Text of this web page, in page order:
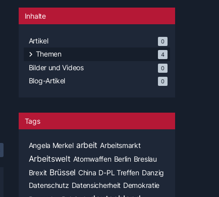
Inhalte
Artikel 0
Themen 4
Bilder und Videos 0
Blog-Artikel 0
Tags
Angela Merkel arbeit Arbeitsmarkt
Arbeitswelt Atomwaffen Berlin Breslau
Brexit Brüssel China D-PL Treffen Danzig
Datenschutz Datensicherheit Demokratie